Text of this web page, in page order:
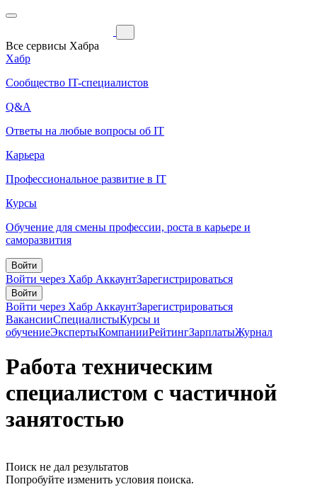
Все сервисы Хабра
Хабр
Сообщество IT-специалистов
Q&A
Ответы на любые вопросы об IT
Карьера
Профессиональное развитие в IT
Курсы
Обучение для смены профессии, роста в карьере и
саморазвития
Войти
Войти через Хабр АккаунтЗарегистрироваться
Войти
Войти через Хабр АккаунтЗарегистрироваться
ВакансииСпециалистыКурсы и
обучениеЭкспертыКомпанииРейтингЗарплатыЖурнал
Работа техническим
специалистом с частичной
занятостью
Поиск не дал результатов
Попробуйте изменить условия поиска.